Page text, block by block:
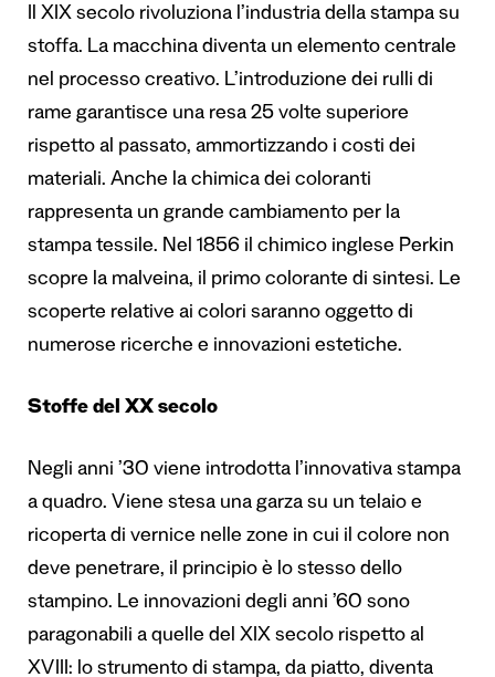
Il XIX secolo rivoluziona l’industria della stampa su
stoffa. La macchina diventa un elemento centrale
nel processo creativo. L’introduzione dei rulli di
rame garantisce una resa 25 volte superiore
rispetto al passato, ammortizzando i costi dei
materiali. Anche la chimica dei coloranti
rappresenta un grande cambiamento per la
stampa tessile. Nel 1856 il chimico inglese Perkin
scopre la malveina, il primo colorante di sintesi. Le
scoperte relative ai colori saranno oggetto di
numerose ricerche e innovazioni estetiche.
Stoffe del XX secolo
Negli anni ’30 viene introdotta l’innovativa stampa
a quadro. Viene stesa una garza su un telaio e
ricoperta di vernice nelle zone in cui il colore non
deve penetrare, il principio è lo stesso dello
stampino. Le innovazioni degli anni ’60 sono
paragonabili a quelle del XIX secolo rispetto al
XVIII: lo strumento di stampa, da piatto, diventa